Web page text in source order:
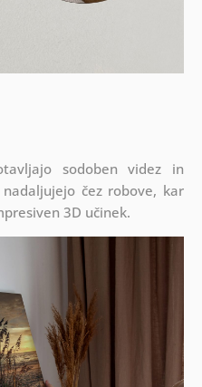
sodoben videz in
čez robove, kar
3D učinek.